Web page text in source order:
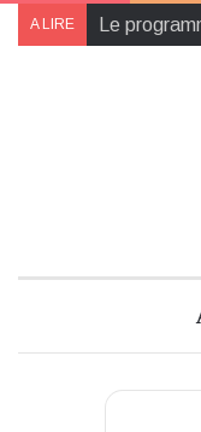
A LIRE Collectes